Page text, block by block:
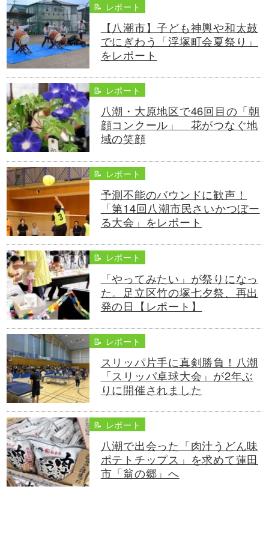
📝 レポート
【八潮市】子ども神輿や和太鼓
でにぎわう「浮塚町会夏祭り」
をレポート
📝 レポート
八潮・大原地区で46回目の「朝
顔コンクール」 花がつなぐ地
域の笑顔
📝 レポート
予測不能のバウンドに歓声！
「第14回八潮市民さいかつぼー
る大会」をレポート
📝 レポート
「やってみたい」が祭りになっ
た。足立区竹の塚七夕祭、再出
発の日【レポート】
📝 レポート
スリッパ片手に真剣勝負！八潮
「スリッパ卓球大会」が2年ぶ
りに開催されました
📝 レポート
八潮で出会った「肉汁うどん味
ポテトチップス」を求めて蓮田
市「翁の郷」へ